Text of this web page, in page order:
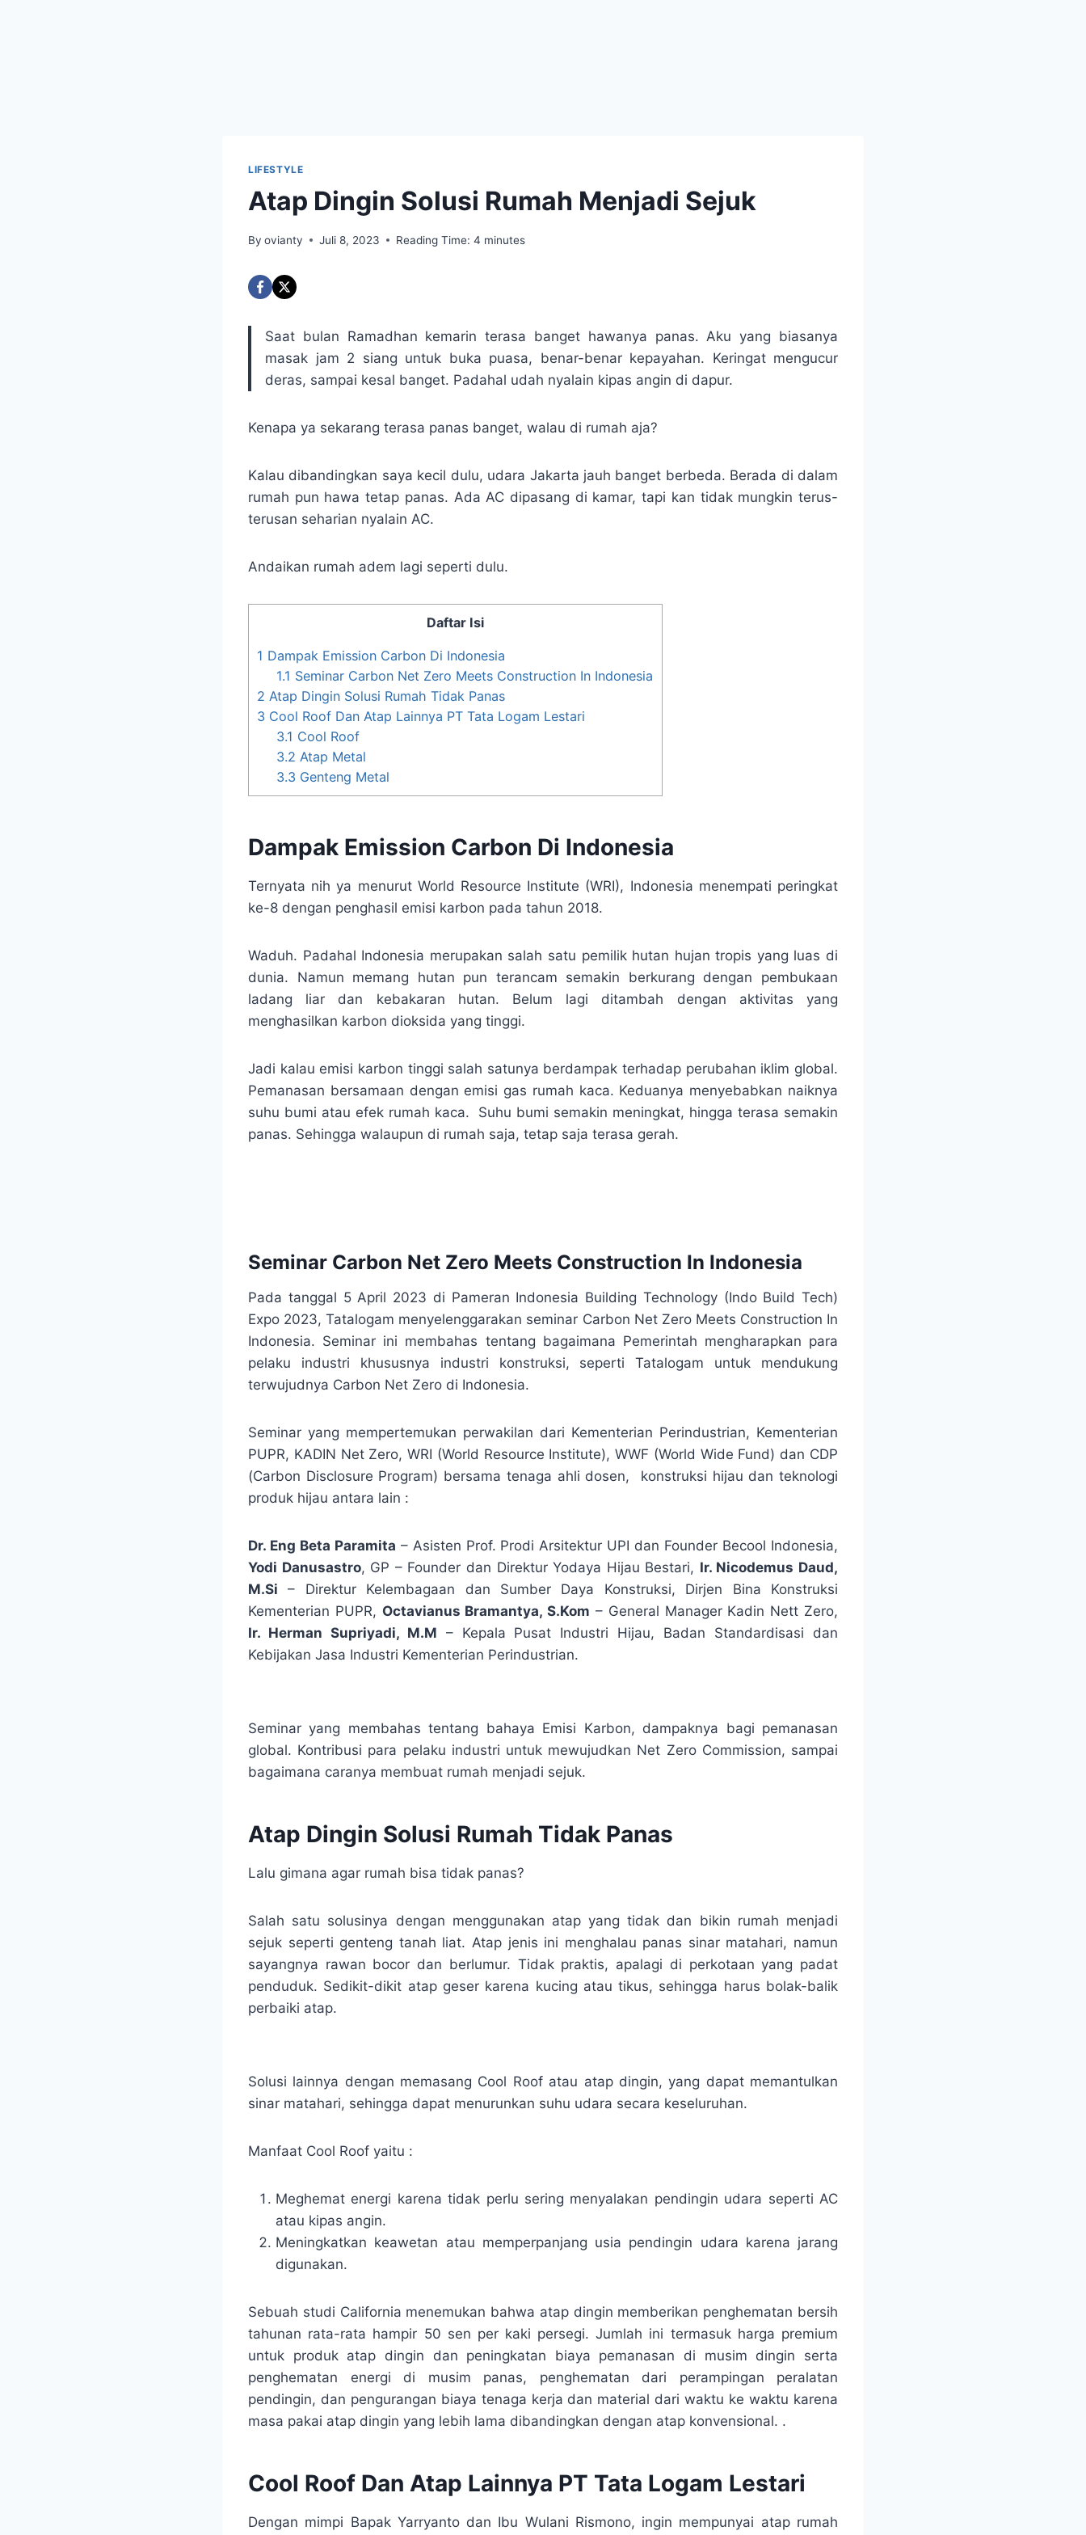
LIFESTYLE
Atap Dingin Solusi Rumah Menjadi Sejuk
By ovianty Juli 8, 2023 Reading Time: 4 minutes
Saat bulan Ramadhan kemarin terasa banget hawanya panas. Aku yang biasanya
masak jam 2 siang untuk buka puasa, benar-benar kepayahan. Keringat mengucur
deras, sampai kesal banget. Padahal udah nyalain kipas angin di dapur.
Kenapa ya sekarang terasa panas banget, walau di rumah aja?
Kalau dibandingkan saya kecil dulu, udara Jakarta jauh banget berbeda. Berada di dalam
rumah pun hawa tetap panas. Ada AC dipasang di kamar, tapi kan tidak mungkin terus-
terusan seharian nyalain AC.
Andaikan rumah adem lagi seperti dulu.
Daftar Isi
1 Dampak Emission Carbon Di Indonesia
1.1 Seminar Carbon Net Zero Meets Construction In Indonesia
2 Atap Dingin Solusi Rumah Tidak Panas
3 Cool Roof Dan Atap Lainnya PT Tata Logam Lestari
3.1 Cool Roof
3.2 Atap Metal
3.3 Genteng Metal
Dampak Emission Carbon Di Indonesia
Ternyata nih ya menurut World Resource Institute (WRI), Indonesia menempati peringkat
ke-8 dengan penghasil emisi karbon pada tahun 2018.
Waduh. Padahal Indonesia merupakan salah satu pemilik hutan hujan tropis yang luas di
dunia. Namun memang hutan pun terancam semakin berkurang dengan pembukaan
ladang liar dan kebakaran hutan. Belum lagi ditambah dengan aktivitas yang
menghasilkan karbon dioksida yang tinggi.
Jadi kalau emisi karbon tinggi salah satunya berdampak terhadap perubahan iklim global.
Pemanasan bersamaan dengan emisi gas rumah kaca. Keduanya menyebabkan naiknya
suhu bumi atau efek rumah kaca. Suhu bumi semakin meningkat, hingga terasa semakin
panas. Sehingga walaupun di rumah saja, tetap saja terasa gerah.
Seminar Carbon Net Zero Meets Construction In Indonesia
Pada tanggal 5 April 2023 di Pameran Indonesia Building Technology (Indo Build Tech)
Expo 2023, Tatalogam menyelenggarakan seminar Carbon Net Zero Meets Construction In
Indonesia. Seminar ini membahas tentang bagaimana Pemerintah mengharapkan para
pelaku industri khususnya industri konstruksi, seperti Tatalogam untuk mendukung
terwujudnya Carbon Net Zero di Indonesia.
Seminar yang mempertemukan perwakilan dari Kementerian Perindustrian, Kementerian
PUPR, KADIN Net Zero, WRI (World Resource Institute), WWF (World Wide Fund) dan CDP
(Carbon Disclosure Program) bersama tenaga ahli dosen, konstruksi hijau dan teknologi
produk hijau antara lain :
Dr. Eng Beta Paramita – Asisten Prof. Prodi Arsitektur UPI dan Founder Becool Indonesia,
Yodi Danusastro, GP – Founder dan Direktur Yodaya Hijau Bestari, Ir. Nicodemus Daud,
M.Si – Direktur Kelembagaan dan Sumber Daya Konstruksi, Dirjen Bina Konstruksi
Kementerian PUPR, Octavianus Bramantya, S.Kom – General Manager Kadin Nett Zero,
Ir. Herman Supriyadi, M.M – Kepala Pusat Industri Hijau, Badan Standardisasi dan
Kebijakan Jasa Industri Kementerian Perindustrian.
Seminar yang membahas tentang bahaya Emisi Karbon, dampaknya bagi pemanasan
global. Kontribusi para pelaku industri untuk mewujudkan Net Zero Commission, sampai
bagaimana caranya membuat rumah menjadi sejuk.
Atap Dingin Solusi Rumah Tidak Panas
Lalu gimana agar rumah bisa tidak panas?
Salah satu solusinya dengan menggunakan atap yang tidak dan bikin rumah menjadi
sejuk seperti genteng tanah liat. Atap jenis ini menghalau panas sinar matahari, namun
sayangnya rawan bocor dan berlumur. Tidak praktis, apalagi di perkotaan yang padat
penduduk. Sedikit-dikit atap geser karena kucing atau tikus, sehingga harus bolak-balik
perbaiki atap.
Solusi lainnya dengan memasang Cool Roof atau atap dingin, yang dapat memantulkan
sinar matahari, sehingga dapat menurunkan suhu udara secara keseluruhan.
Manfaat Cool Roof yaitu :
Meghemat energi karena tidak perlu sering menyalakan pendingin udara seperti AC
atau kipas angin.
Meningkatkan keawetan atau memperpanjang usia pendingin udara karena jarang
digunakan.
Sebuah studi California menemukan bahwa atap dingin memberikan penghematan bersih
tahunan rata-rata hampir 50 sen per kaki persegi. Jumlah ini termasuk harga premium
untuk produk atap dingin dan peningkatan biaya pemanasan di musim dingin serta
penghematan energi di musim panas, penghematan dari perampingan peralatan
pendingin, dan pengurangan biaya tenaga kerja dan material dari waktu ke waktu karena
masa pakai atap dingin yang lebih lama dibandingkan dengan atap konvensional. .
Cool Roof Dan Atap Lainnya PT Tata Logam Lestari
Dengan mimpi Bapak Yarryanto dan Ibu Wulani Rismono, ingin mempunyai atap rumah